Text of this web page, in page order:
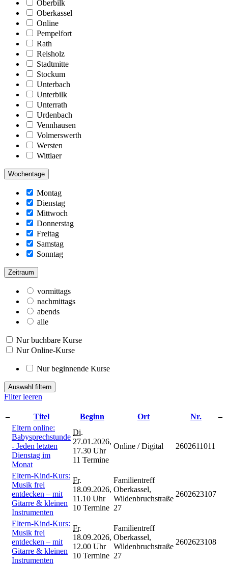
Oberbilk
Oberkassel
Online
Pempelfort
Rath
Reisholz
Stadtmitte
Stockum
Unterbach
Unterbilk
Unterrath
Urdenbach
Vennhausen
Volmerswerth
Wersten
Wittlaer
Wochentage
Montag
Dienstag
Mittwoch
Donnerstag
Freitag
Samstag
Sonntag
Zeitraum
vormittags
nachmittags
abends
alle
Nur buchbare Kurse
Nur Online-Kurse
Nur beginnende Kurse
Auswahl filtern
Filter leeren
– Titel Beginn Ort Nr.
–
Eltern online:
Babysprechstunde
- Jeden letzten
Dienstag im
Monat
Di.
27.01.2026,
17.30 Uhr
11 Termine
Online / Digital 2602611011
Eltern-Kind-Kurs:
Musik frei
entdecken – mit
Gitarre & kleinen
Instrumenten
Fr.
18.09.2026,
11.10 Uhr
10 Termine
Familientreff
Oberkassel,
Wildenbruchstraße
27
2602623107
Eltern-Kind-Kurs:
Musik frei
entdecken – mit
Gitarre & kleinen
Instrumenten
Fr.
18.09.2026,
12.00 Uhr
10 Termine
Familientreff
Oberkassel,
Wildenbruchstraße
27
2602623108